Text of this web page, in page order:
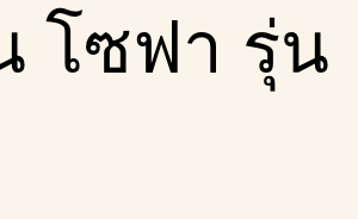
โซฟา รุ่น